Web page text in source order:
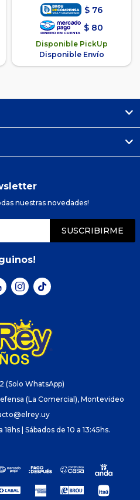
$ 76
$ 80
Disponible PickUp
Disponible Envío
(Solo WhatsApp)
(La Comercial), Montevideo
| Sábados de 10 a 13:45hs.
nuestras novedades!
SUSCRIBIRME
